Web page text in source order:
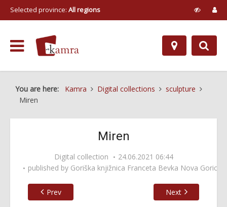
Selected province: All regions
You are here: Kamra Digital collections
sculpture
Miren
Miren
Digital collection
24.06.2021 06:44
published by Goriška knjižnica Franceta Bevka Nova Gorica
Prev Next